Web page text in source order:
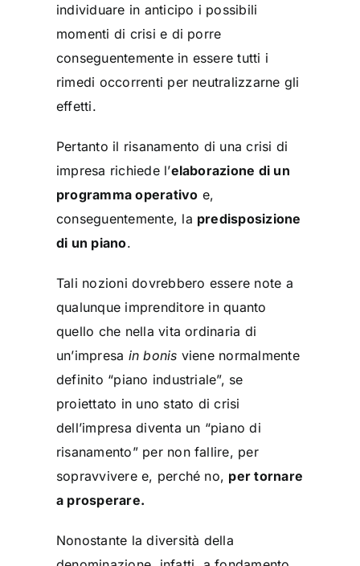
individuare in anticipo i possibili
momenti di crisi e di porre
conseguentemente in essere tutti i
rimedi occorrenti per neutralizzarne gli
effetti.
Pertanto il risanamento di una crisi di
impresa richiede l’elaborazione di un
programma operativo e,
conseguentemente, la predisposizione
di un piano.
Tali nozioni dovrebbero essere note a
qualunque imprenditore in quanto
quello che nella vita ordinaria di
un’impresa in bonis viene normalmente
definito “piano industriale”, se
proiettato in uno stato di crisi
dell’impresa diventa un “piano di
risanamento” per non fallire, per
sopravvivere e, perché no, per tornare
a prosperare.
Nonostante la diversità della